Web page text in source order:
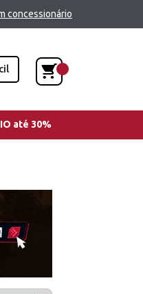
concessionário
até 30%